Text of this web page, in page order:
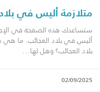
متلازمة أليس في
ستساعدك هذه الصفحة في
أليس في بلاد العجائب. ما هي
بلاد العجائب؟ وهل لها
02/09/2025